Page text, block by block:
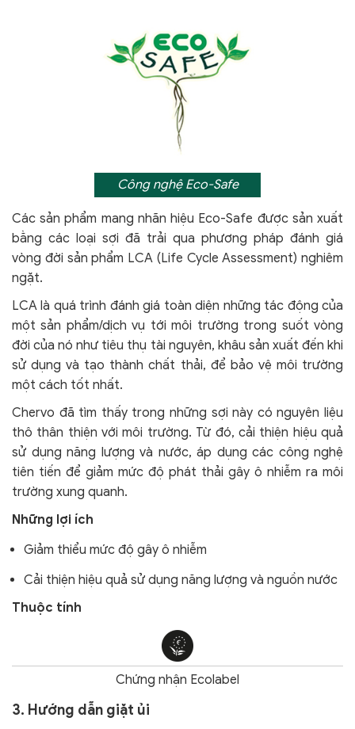
Công nghệ Eco-Safe
Các sản phẩm mang nhãn hiệu Eco-Safe được sản xuất
bằng các loại sợi đã trải qua phương pháp đánh giá
vòng đời sản phẩm LCA (Life Cycle Assessment) nghiêm
ngặt.
LCA là quá trình đánh giá toàn diện những tác động của
một sản phẩm/dịch vụ tới môi trường trong suốt vòng
đời của nó như tiêu thụ tài nguyên, khâu sản xuất đến khi
sử dụng và tạo thành chất thải, để bảo vệ môi trường
một cách tốt nhất.
Chervo đã tìm thấy trong những sợi này có nguyên liệu
thô thân thiện với môi trường. Từ đó, cải thiện hiệu quả
sử dụng năng lượng và nước, áp dụng các công nghệ
tiên tiến để giảm mức độ phát thải gây ô nhiễm ra môi
trường xung quanh.
Những lợi ích
Giảm thiểu mức độ gây ô nhiễm
Cải thiện hiệu quả sử dụng năng lượng và nguồn nước
Thuộc tính
Chứng nhận Ecolabel
3. Hướng dẫn giặt ủi